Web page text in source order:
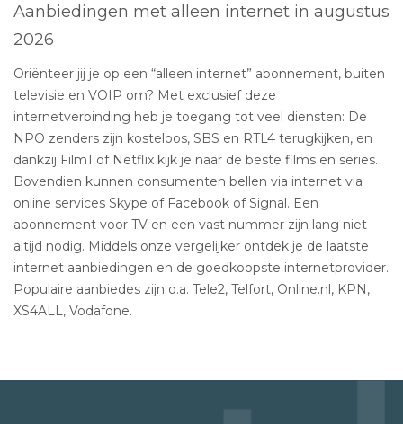
Aanbiedingen met alleen internet in augustus
2026
Oriënteer jij je op een “alleen internet” abonnement, buiten
televisie en VOIP om? Met exclusief deze
internetverbinding heb je toegang tot veel diensten: De
NPO zenders zijn kosteloos, SBS en RTL4 terugkijken, en
dankzij Film1 of Netflix kijk je naar de beste films en series.
Bovendien kunnen consumenten bellen via internet via
online services Skype of Facebook of Signal. Een
abonnement voor TV en een vast nummer zijn lang niet
altijd nodig. Middels onze vergelijker ontdek je de laatste
internet aanbiedingen en de goedkoopste internetprovider.
Populaire aanbiedes zijn o.a. Tele2, Telfort, Online.nl, KPN,
XS4ALL, Vodafone.